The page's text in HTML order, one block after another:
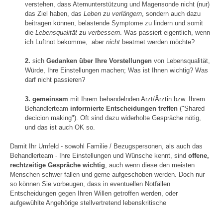
verstehen, dass Atemunterstützung und Magensonde nicht (nur)
das Ziel haben, das Leben zu verlängern, sondern auch dazu
beitragen können, belastende Symptome zu lindern und somit
die Lebensqualität zu verbessern. Was passiert eigentlich, wenn
ich Luftnot bekomme, aber nicht beatmet werden möchte?
2. sich Gedanken über Ihre Vorstellungen von Lebensqualität,
Würde, Ihre Einstellungen machen; Was ist Ihnen wichtig? Was
darf nicht passieren?
3. gemeinsam mit Ihrem behandelnden Arzt/Ärztin bzw. Ihrem
Behandlerteam informierte Entscheidungen treffen ("Shared
decicion making"). Oft sind dazu widerholte Gespräche nötig,
und das ist auch OK so.
Damit Ihr Umfeld - sowohl Familie / Bezugspersonen, als auch das
Behandlerteam - Ihre Einstellungen und Wünsche kennt, sind offene,
rechtzeitige Gespräche wichtig , auch wenn diese den meisten
Menschen schwer fallen und gerne aufgeschoben werden. Doch nur
so können Sie vorbeugen, dass in eventuellen Notfällen
Entscheidungen gegen Ihren Willen getroffen werden, oder
aufgewühlte Angehörige stellvertretend lebenskritische